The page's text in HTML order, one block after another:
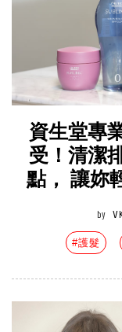
資生堂專
受！清潔
點， 讓妳
by
#護髮